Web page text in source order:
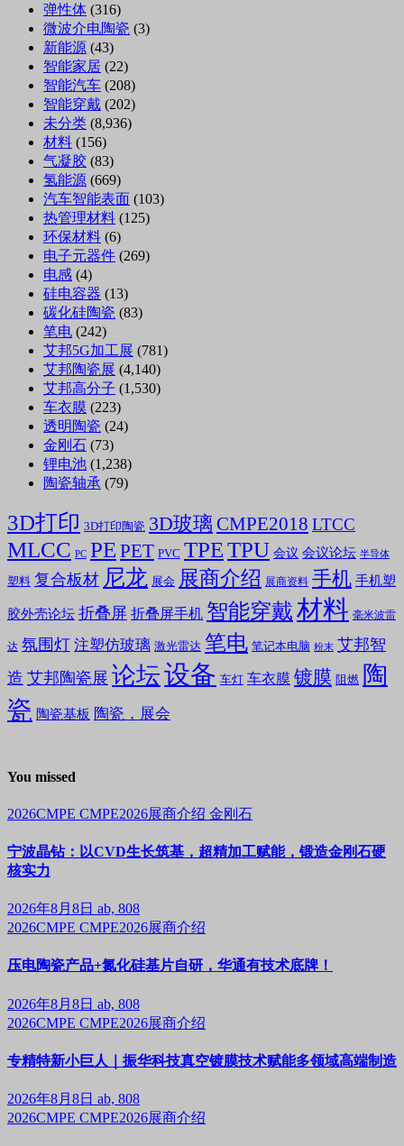
弹性体 (316)
微波介电陶瓷 (3)
新能源 (43)
智能家居 (22)
智能汽车 (208)
智能穿戴 (202)
未分类 (8,936)
材料 (156)
气凝胶 (83)
氢能源 (669)
汽车智能表面 (103)
热管理材料 (125)
环保材料 (6)
电子元器件 (269)
电感 (4)
硅电容器 (13)
碳化硅陶瓷 (83)
笔电 (242)
艾邦5G加工展 (781)
艾邦陶瓷展 (4,140)
艾邦高分子 (1,530)
车衣膜 (223)
透明陶瓷 (24)
金刚石 (73)
锂电池 (1,238)
陶瓷轴承 (79)
3D打印 3D打印陶瓷 3D玻璃 CMPE2018 LTCC
MLCC PC PE PET PVC TPETPU 会议 会议论坛 半导体
塑料 复合板材 尼龙 展会 展商介绍 展商资料 手机 手机塑
胶外壳论坛 折叠屏 折叠屏手机 智能穿戴材料 毫米波雷
达 氛围灯 注塑仿玻璃 激光雷达 笔电 笔记本电脑 粉末 艾邦智
造 艾邦陶瓷展 论坛设备 车灯 车衣膜 镀膜 阻燃 陶
瓷 陶瓷基板 陶瓷，展会
You missed
2026CMPE CMPE2026展商介绍 金刚石
宁波晶钻：以CVD生长筑基，超精加工赋能，锻造金刚石硬
核实力
2026年8月8日 ab, 808
2026CMPE CMPE2026展商介绍
压电陶瓷产品+氮化硅基片自研，华通有技术底牌！
2026年8月8日 ab, 808
2026CMPE CMPE2026展商介绍
专精特新小巨人｜振华科技真空镀膜技术赋能多领域高端制造
2026年8月8日 ab, 808
2026CMPE CMPE2026展商介绍